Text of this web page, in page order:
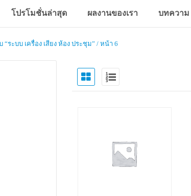
โปรโมชั่นล่าสุด ผลงานของเรา บทความ
ระบบ เครื่อง เสียง ห้อง ประชุม” / หน้า 6